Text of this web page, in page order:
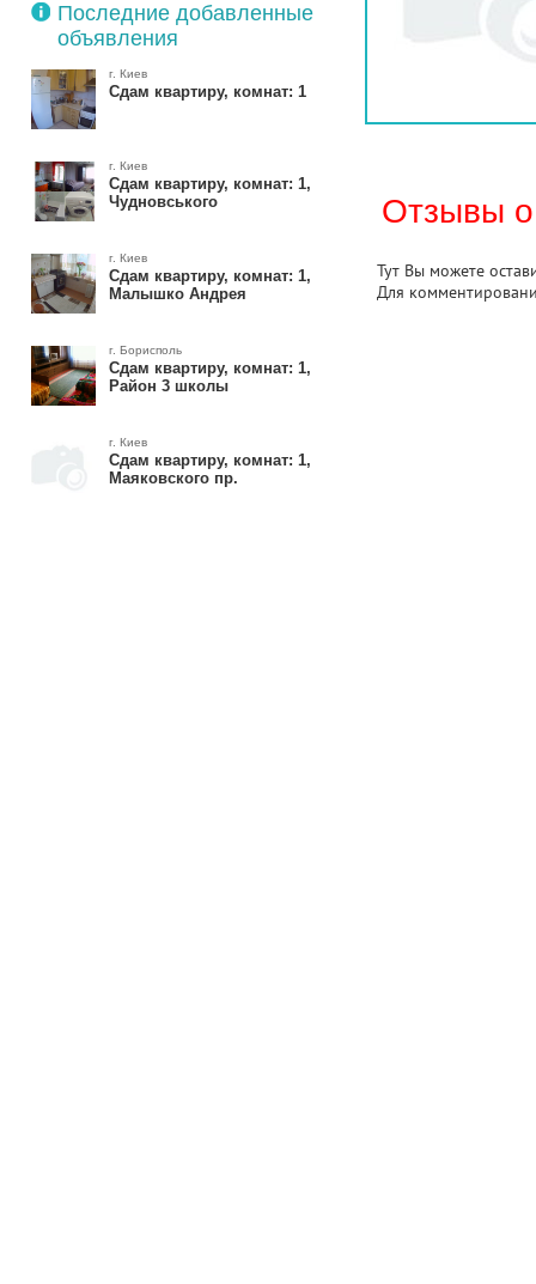
Последние добавленные
объявления
г. Киев
Сдам квартиру, комнат: 1
г. Киев
Сдам квартиру, комнат: 1,
Чудновського
г. Киев
Сдам квартиру, комнат: 1,
Малышко Андрея
г. Борисполь
Сдам квартиру, комнат: 1,
Район 3 школы
г. Киев
Сдам квартиру, комнат: 1,
Маяковского пр.
Отзывы о
Тут Вы можете
Для